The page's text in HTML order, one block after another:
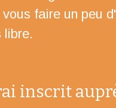
faire un peu
libre.
inscrit